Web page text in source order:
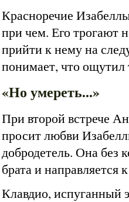
Красноречие
при чем. Его трогают
прийти к нему на
понимает, что ощутил
«Но умереть...»
При второй встрече
просит любви
добродетель. Она без
брата и
Клавдио, испуганный